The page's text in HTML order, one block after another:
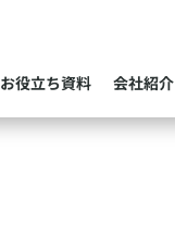
お役立ち資料 会社紹介